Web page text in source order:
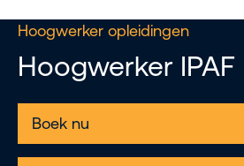
Hoogwerker opleidingen
Hoogwerker IPAF
Boek nu